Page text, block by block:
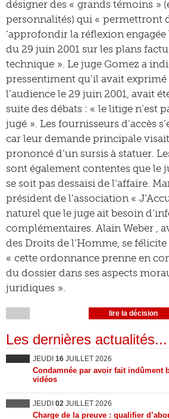
désigner des « grands témoins »
personnalités) qui « permettront
‘approfondir la réflexion engagée
du 29 juin 2001 sur les plans
technique ». Le juge Gomez a
pressentiment qu’il avait exprimé
l’audience le 29 juin 2001, avait
suite des débats : « le litige n’est
jugé ». Les fournisseurs d’accès
car leur demande principale
prononcé d’un sursis à statuer.
sont également contentes que le
se soit pas dessaisi de l’affaire.
président de l’association «
naturel que le juge ait besoin
complémentaires. Alain Weber ,
des Droits de l’Homme, se
« cette ordonnance prenne en
du dossier dans ses aspects
juridiques ».
lire la décision
Les dernières actualités...
JEUDI 16 JUILLET 2026
Condamnée par avoir fait indûment
vidéos
JEUDI 02 JUILLET 2026
Charge de la preuve : qualifier